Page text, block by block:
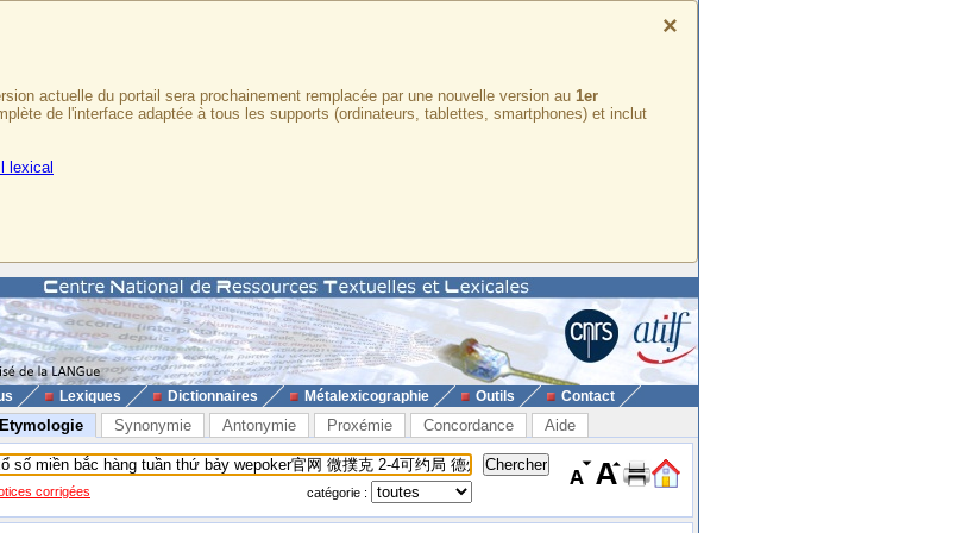
×
actuelle du portail sera prochainement remplacée par une nouvelle version au 1er
de l'interface adaptée à tous les supports (ordinateurs, tablettes, smartphones) et inclut
lexical
Lexiques Dictionnaires Métalexicographie Outils Contact
Etymologie Synonymie Antonymie Proxémie Concordance Aide
corrigées catégorie :